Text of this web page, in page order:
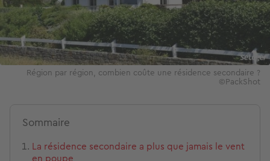
Région par région, combien coûte une résidence secondaire ?
©PackShot
Sommaire
La résidence secondaire a plus que jamais le vent